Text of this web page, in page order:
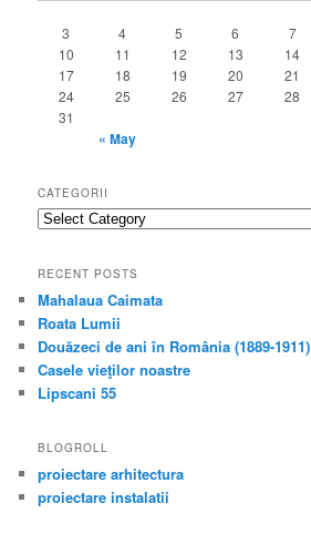
3
4 5 6 7
10
11 12 13 14
17
18 19 20 21
24
25 26 27 28
31
« May
CATEGORII
categorii
RECENT POSTS
Mahalaua Caimata
Roata Lumii
Douăzeci de ani în România (1889-1911)
Casele vieţilor noastre
Lipscani 55
BLOGROLL
proiectare arhitectura
proiectare instalatii